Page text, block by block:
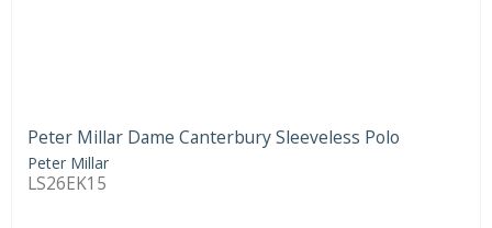
Peter Millar Dame Canterbury Sleeveless Polo
Peter Millar
LS26EK15